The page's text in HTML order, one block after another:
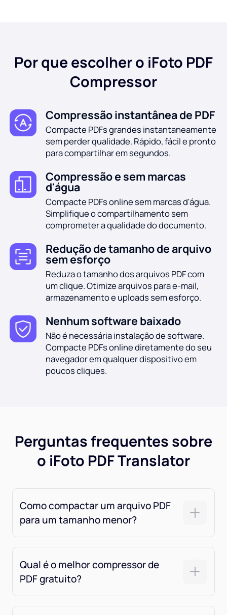
Por que escolher o iFoto PDF
Compressor
Compressão instantânea de PDF
Compacte PDFs grandes instantaneamente
sem perder qualidade. Rápido, fácil e pronto
para compartilhar em segundos.
Compressão e sem marcas
d'água
Compacte PDFs online sem marcas d'água.
Simplifique o compartilhamento sem
comprometer a qualidade do documento.
Redução de tamanho de arquivo
sem esforço
Reduza o tamanho dos arquivos PDF com
um clique. Otimize arquivos para e-mail,
armazenamento e uploads sem esforço.
Nenhum software baixado
Não é necessária instalação de software.
Compacte PDFs online diretamente do seu
navegador em qualquer dispositivo em
poucos cliques.
Perguntas frequentes sobre
o iFoto PDF Translator
Como compactar um arquivo PDF
para um tamanho menor?
Qual é o melhor compressor de
PDF gratuito?